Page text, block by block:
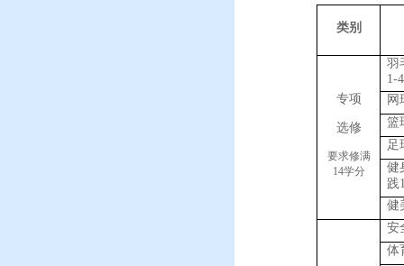
类别
专项
选修
要求修满
14学分
羽
1-4
网
篮
足
健
践
健
安
体